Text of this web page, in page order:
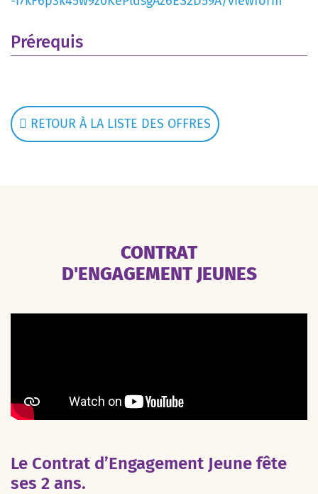
Prérequis
RETOUR À LA LISTE DES OFFRES
CONTRAT
D'ENGAGEMENT JEUNES
Le Contrat d’Engagement Jeune fête
ses 2 ans.